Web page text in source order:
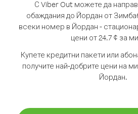
С Viber Out можете да
обаждания до Йордан от
всеки номер в Йордан -
цени от 24.7 ¢ за
Купете кредитни пакети или
получите най-добрите цени на
Йордан.